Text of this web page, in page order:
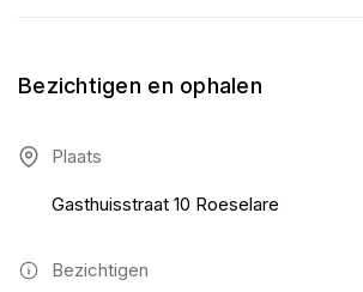
Bezichtigen en ophalen
Plaats
Gasthuisstraat 10 Roeselare
Bezichtigen